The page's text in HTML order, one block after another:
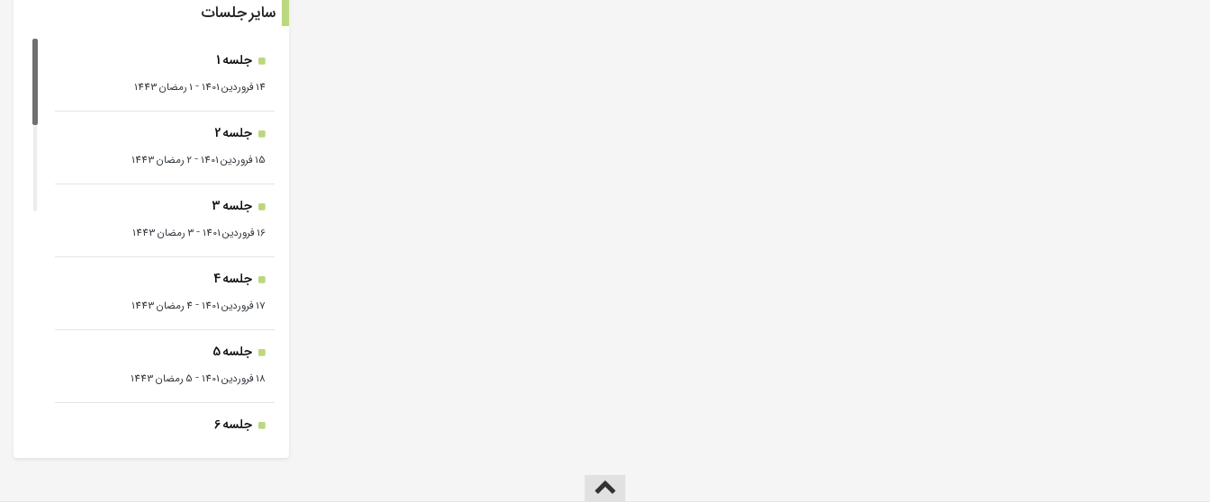
سایر جلسات
جلسه 1
14 فروردین 1401 - 1 رمضان 1443
جلسه 2
15 فروردین 1401 -2 رمضان 1443
جلسه 3
16 فروردین 1401 -3 رمضان 1443
جلسه 4
17 فروردین 1401 - 4 رمضان 1443
جلسه 5
18 فروردین 1401 - 5 رمضان 1443
جلسه 6